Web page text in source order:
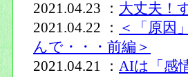
2021.04.23 ： 大丈夫！
2021.04.22 ：
＜「原因
んで・・・前編＞
2021.04.21 ： AIは「感